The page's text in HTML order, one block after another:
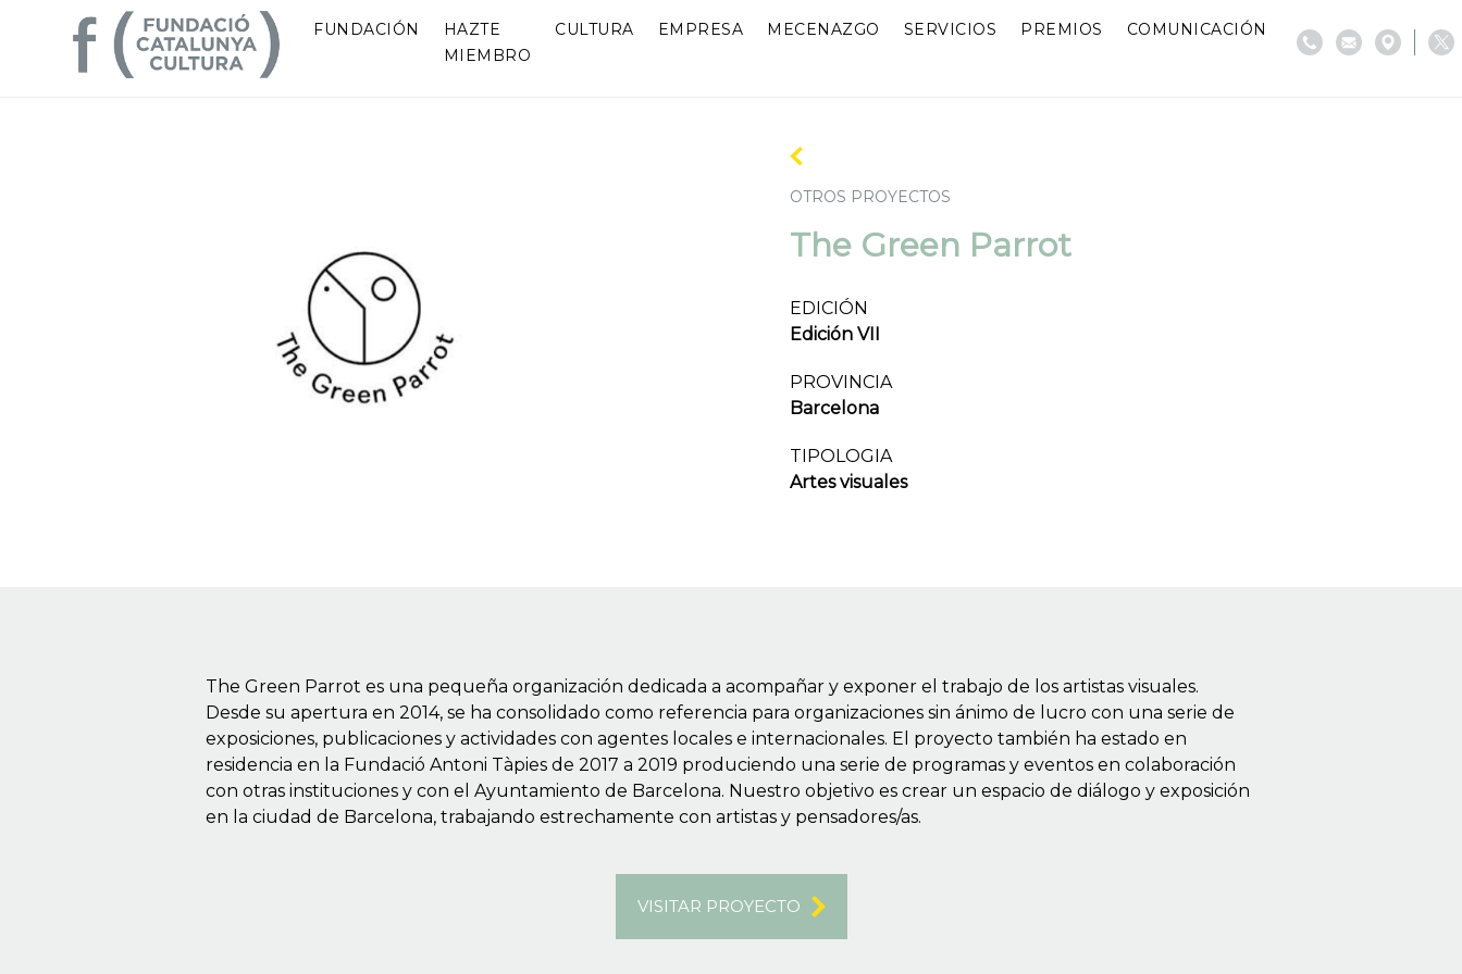
FUNDACIÓN
HAZTE
MIEMBRO
CULTURA EMPRESA MECENAZGO SERVICIOS PREMIOS COMUNICACIÓN
OTROS PROYECTOS
The Green Parrot
EDICIÓN
Edición VII
PROVINCIA
Barcelona
TIPOLOGIA
Artes visuales
The Green Parrot es una pequeña organización dedicada a acompañar y exponer el trabajo de los artistas visuales.
Desde su apertura en 2014, se ha consolidado como referencia para organizaciones sin ánimo de lucro con una serie de
exposiciones, publicaciones y actividades con agentes locales e internacionales. El proyecto también ha estado en
residencia en la Fundació Antoni Tàpies de 2017 a 2019 produciendo una serie de programas y eventos en colaboración
con otras instituciones y con el Ayuntamiento de Barcelona. Nuestro objetivo es crear un espacio de diálogo y exposición
en la ciudad de Barcelona, ​​trabajando estrechamente con artistas y pensadores/as.
VISITAR PROYECTO